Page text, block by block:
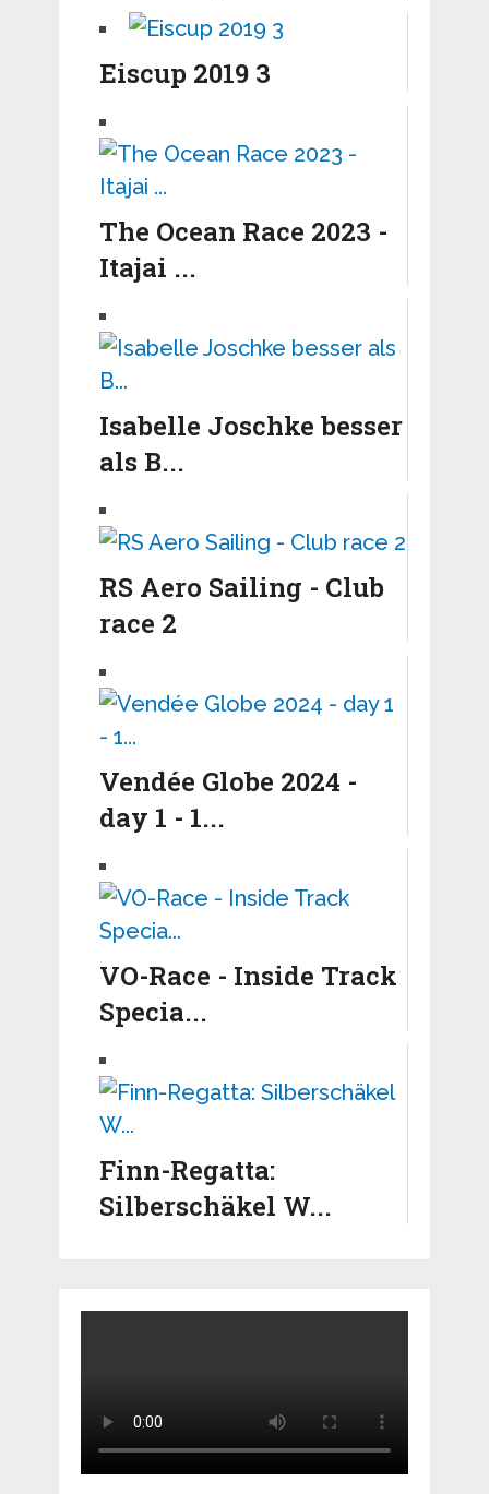
Eiscup 2019 3
The Ocean Race 2023 -
Itajai ...
Isabelle Joschke besser
als B...
RS Aero Sailing - Club
race 2
Vendée Globe 2024 -
day 1 - 1...
VO-Race - Inside Track
Specia...
Finn-Regatta:
Silberschäkel W...